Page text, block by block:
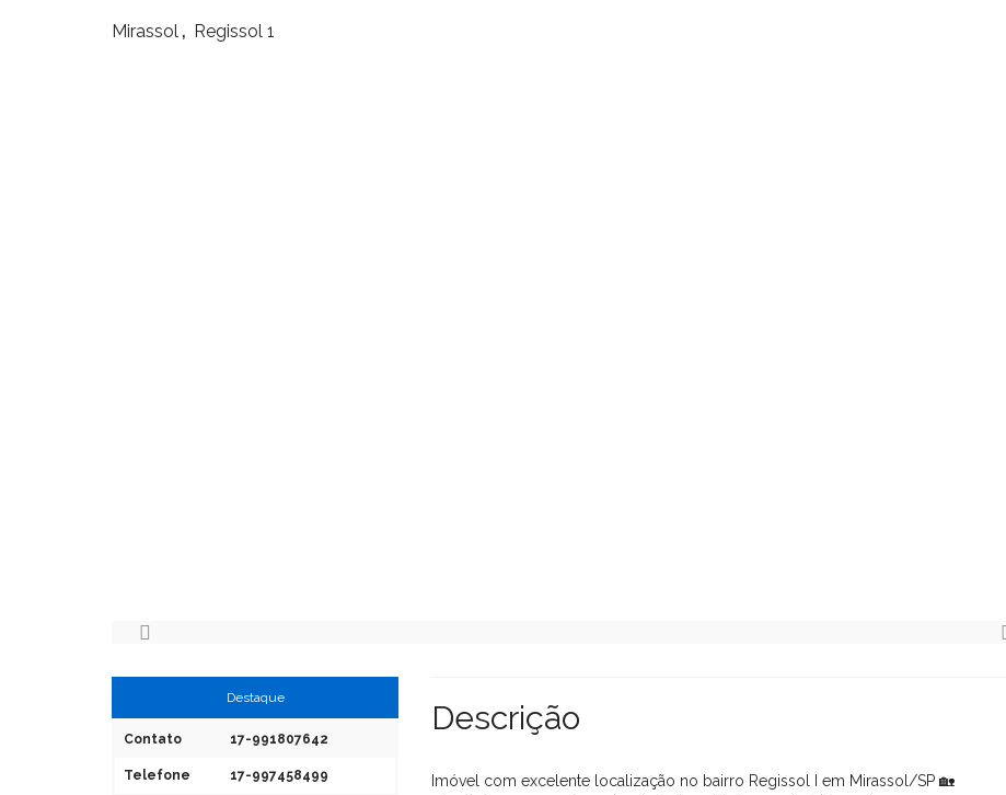
Mirassol , Regissol 1
Destaque
Contato 17-991807642
Telefone 17-997458499
Descrição
Imóvel com excelente localização no bairro Regissol I em Mirassol/SP 🏡